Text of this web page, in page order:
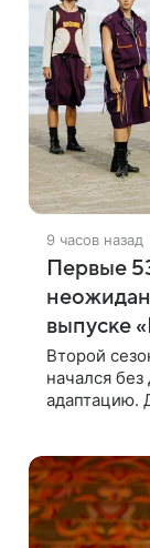
9 часов назад
Первые
выпуске
Второй
начался
адаптацию.